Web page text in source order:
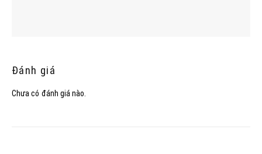
Đánh giá
Chưa có đánh giá nào.